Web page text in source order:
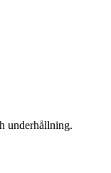
underhållning.